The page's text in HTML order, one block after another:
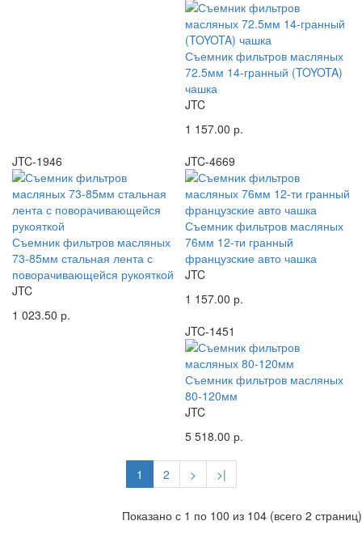
Съемник фильтров масляных
72.5мм 14-гранный (TOYOTA)
чашка
JTC
1 157.00 р.
JTC-1946
Съемник фильтров масляных
73-85мм стальная лента с
поворачивающейся рукояткой
JTC
1 023.50 р.
JTC-4669
Съемник фильтров масляных
76мм 12-ти гранный
французские авто чашка
JTC
1 157.00 р.
JTC-1451
Съемник фильтров масляных
80-120мм
JTC
5 518.00 р.
1 2 > >|
Показано с 1 по 100 из 104 (всего 2 страниц)